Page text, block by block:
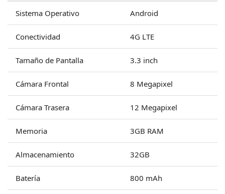
Sistema Operativo Android
Conectividad 4G LTE
Tamaño de Pantalla 3.3 inch
Cámara Frontal 8 Megapixel
Cámara Trasera 12 Megapixel
Memoria 3GB RAM
Almacenamiento 32GB
Batería 800 mAh